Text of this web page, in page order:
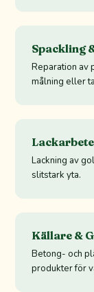
Spackling
Reparation av
målning eller
Lackning av
slitstark yta.
Källare &
Betong- och
produkter för